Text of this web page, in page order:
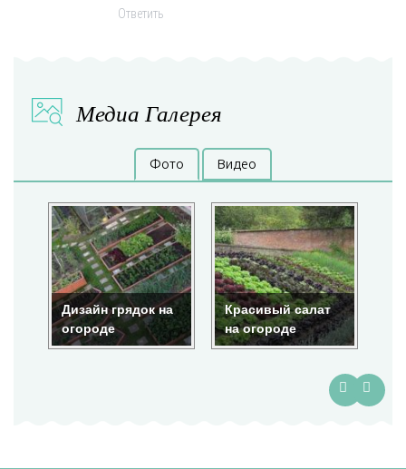
Ответить
Медиа Галерея
Фото Видео
Дизайн грядок на
огороде
Красивый салат
на огороде